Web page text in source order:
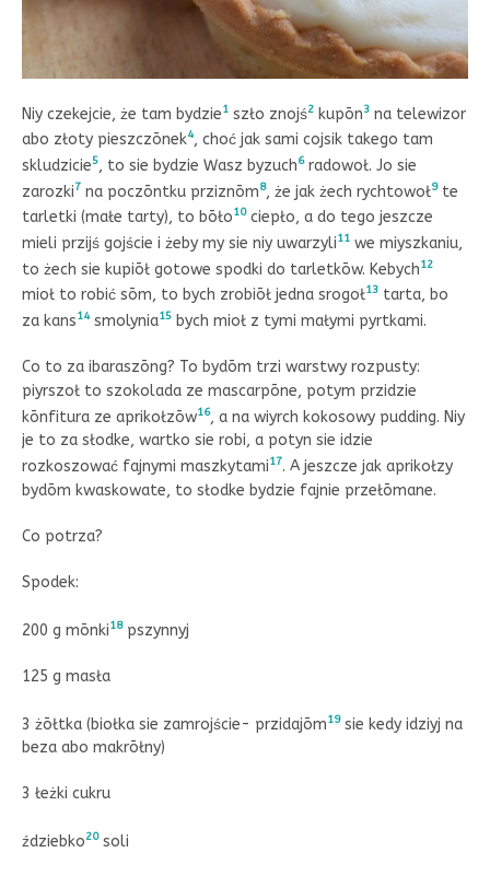
Niy czekejcie, że tam bydzie1 szło znojś2 kupōn3 na telewizor
abo złoty pieszczōnek4, choć jak sami cojsik takego tam
skludzicie5, to sie bydzie Wasz byzuch6radowoł. Jo sie
zarozki7 na poczōntku prziznōm8, że jak żech rychtowoł9te
tarletki (małe tarty), to bōło10ciepło, a do tego jeszcze
mieli przijś gojście i żeby my sie niy uwarzyli11 we miyszkaniu,
to żech sie kupiōł gotowe spodki do tarletkōw. Kebych12
mioł to robić sōm, to bych zrobiōł jedna srogoł13 tarta, bo
za kans14smolynia15 bych mioł z tymi małymi pyrtkami.
Co to za ibaraszōng? To bydōm trzi warstwy rozpusty:
piyrszoł to szokolada ze mascarpōne, potym przidzie
kōnfitura ze aprikołzōw16, a na wiyrch kokosowy pudding. Niy
je to za słodke, wartko sie robi, a potyn sie idzie
rozkoszować fajnymi maszkytami17. A jeszcze jak aprikołzy
bydōm kwaskowate, to słodke bydzie fajnie przełōmane.
Co potrza?
Spodek:
200 g mōnki18pszynnyj
125 g masła
3 żōłtka (biołka sie zamrojście- przidajōm19sie kedy idziyj na
beza abo makrōłny)
3 łeżki cukru
ździebko20soli